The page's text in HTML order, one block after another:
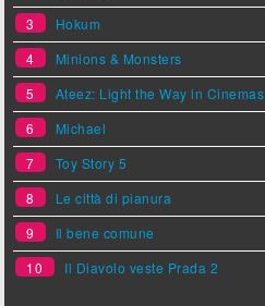
3
Hokum
4
Minions & Monsters
5
Ateez: Light the Way in Cinemas
6
Michael
7
Toy Story 5
8
Le città di pianura
9
Il bene comune
10
Il Diavolo veste Prada 2